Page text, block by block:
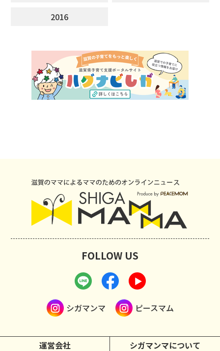
2016
運営会社 シガマンマについて
FOLLOW US
シガマンマ ピースマム